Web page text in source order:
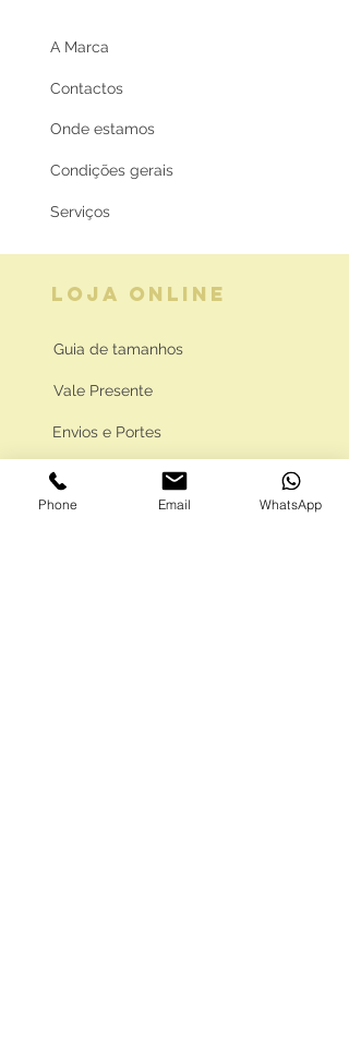
A Marca
Contactos
Onde estamos
Condições gerais
Serviços
LOJA ONLINE
Guia de tamanhos
Vale Presente
Envios e Portes
Marcas legais
Programa Fidelidade
Phone Email WhatsApp